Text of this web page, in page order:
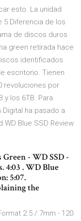
esto. La unidad
5 Diferencia de los
de discos duros
green retirada hace
identificados
escritorio. Tienen
revoluciones por
y los 6TB. Para
ha pasado a
WD Blue SSD Review
Green - WD SSD -
4:03 . WD Blue
5:07.
the
2.5 / 7mm - 120